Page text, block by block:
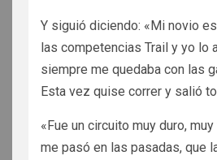
Y siguió diciendo: «Mi novio
las competencias Trail y yo lo
siempre me quedaba con las
Esta vez quise correr y salió
«Fue un circuito muy duro,
me pasó en las pasadas, que